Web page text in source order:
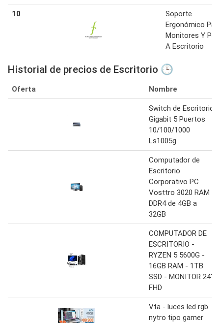
10
Soporte
Ergonómico
Monitores Y
A Escritorio
Historial de precios de Escritorio 🕒
Oferta Nombre
Switch de Escritorio
Gigabit 5 Puertos
10/100/1000
Ls1005g
Computador de
Escritorio
Corporativo PC
Vosttro 3020 RAM
DDR4 de 4GB a
32GB
COMPUTADOR DE
ESCRITORIO -
RYZEN 5 5600G -
16GB RAM - 1TB
SSD - MONITOR 24"
FHD
Vta - luces led rgb
nytro tipo gamer